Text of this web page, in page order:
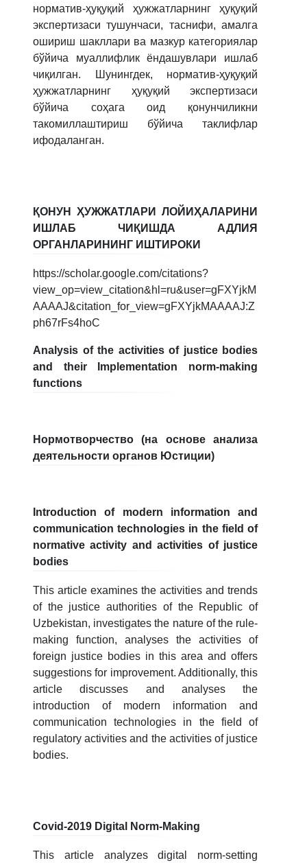
норматив-ҳуқуқий ҳужжатларнинг ҳуқуқий
экспертизаси тушунчаси, таснифи, амалга
ошириш шакллари ва мазкур категориялар
бўйича муаллифлик ёндашувлари ишлаб
чиқилган. Шунингдек, норматив-ҳуқуқий
ҳужжатларнинг ҳуқуқий экспертизаси
бўйича соҳага оид қонунчиликни
такомиллаштириш бўйича таклифлар
ифодаланган.
ҚОНУН ҲУЖЖАТЛАРИ ЛОЙИҲАЛАРИНИ
ИШЛАБ ЧИҚИШДА АДЛИЯ
ОРГАНЛАРИНИНГ ИШТИРОКИ
https://scholar.google.com/citations?
view_op=view_citation&hl=ru&user=gFXYjkM
AAAAJ&citation_for_view=gFXYjkMAAAAJ:Z
ph67rFs4hoC
Analysis of the activities of justice bodies
and their Implementation norm-making
functions
Нормотворчество (на основе анализа
деятельности органов Юстиции)
Introduction of modern information and
communication technologies in the field of
normative activity and activities of justice
bodies
This article examines the activities and trends
of the justice authorities of the Republic of
Uzbekistan, investigates the nature of the rule-
making function, analyses the activities of
foreign justice bodies in this area and offers
suggestions for improvement. Additionally, this
article discusses and analyses the
introduction of modern information and
communication technologies in the field of
regulatory activities and the activities of justice
bodies.
Covid-2019 Digital Norm-Making
This article analyzes digital norm-setting